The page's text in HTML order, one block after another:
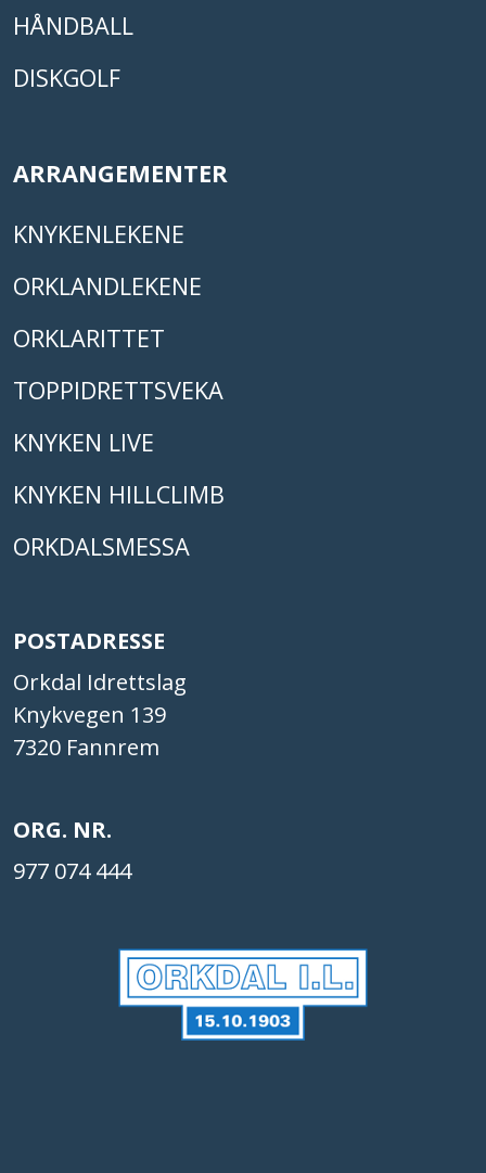
HÅNDBALL
DISKGOLF
ARRANGEMENTER
KNYKENLEKENE
ORKLANDLEKENE
ORKLARITTET
TOPPIDRETTSVEKA
KNYKEN LIVE
KNYKEN HILLCLIMB
ORKDALSMESSA
POSTADRESSE
Orkdal Idrettslag
Knykvegen 139
7320 Fannrem
ORG. NR.
977 074 444